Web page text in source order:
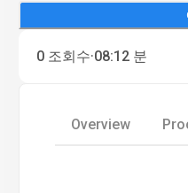
0 조회수·08:12 분
Overview